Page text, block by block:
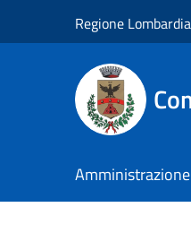
Regione Lombardia
Amministrazione